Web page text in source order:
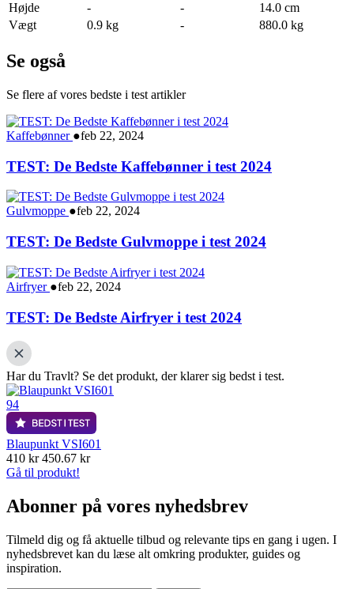
Højde
- -
14.0 cm
Vægt
0.9 kg - 880.0 kg
Se også
Se flere af vores bedste i test artikler
Kaffebønner ●feb 22, 2024
TEST: De Bedste Kaffebønner i test 2024
Gulvmoppe ●feb 22, 2024
TEST: De Bedste Gulvmoppe i test 2024
Airfryer ●feb 22, 2024
TEST: De Bedste Airfryer i test 2024
Har du Travlt? Se det produkt, der klarer sig bedst i test.
94
Blaupunkt VSI601
410 kr 450.67 kr
Gå til produkt!
Abonner på vores nyhedsbrev
Tilmeld dig og få aktuelle tilbud og relevante tips en gang i ugen. I
nyhedsbrevet kan du læse alt omkring produkter, guides og
inspiration.